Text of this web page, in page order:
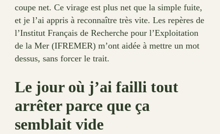
coupe net. Ce virage est plus net que la simple fuite,
et je l’ai appris à reconnaître très vite. Les repères de
l’Institut Français de Recherche pour l’Exploitation
de la Mer (IFREMER) m’ont aidée à mettre un mot
dessus, sans forcer le trait.
Le jour où j’ai failli tout
arrêter parce que ça
semblait vide